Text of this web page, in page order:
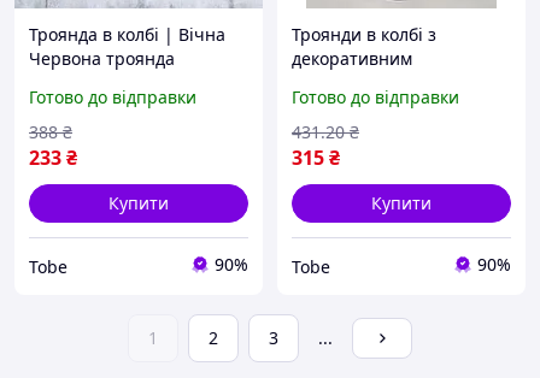
Троянда в колбі | Вічна
Червона троянда
Готово до відправки
233₴
388 ₴
Купити
Tobe 90%
Троянди в колбі з
декоративним
троянда Червона Лучшая
цена
Готово до відправки
315₴
431.20 ₴
Купити
Tobe 90%
1 2 3 ...